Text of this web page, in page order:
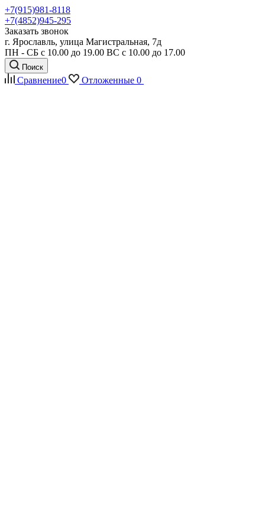
+7(915)981-8118
+7(4852)945-295
Заказать звонок
г. Ярославль, улица Магистральная, 7д
ПН - СБ с 10.00 до 19.00 ВС с 10.00 до 17.00
Поиск
Сравнение0 Отложенные 0